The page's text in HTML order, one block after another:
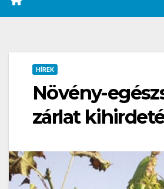
HÍREK
Növény-
zárlat